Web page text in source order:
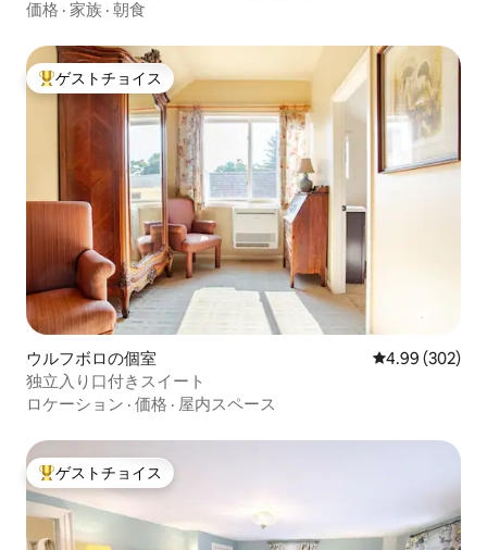
価格 · 家族 · 朝食
大好評のゲストチョイスです。
ゲストチョイス
ウルフボロの個室 レビュー302
4.99 (302)
独立入り口付きスイート
ロケーション · 価格 · 屋内スペース
大好評のゲストチョイスです。
ゲストチョイス